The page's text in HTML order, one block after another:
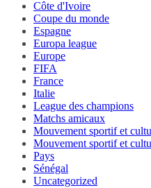
Côte d'Ivoire
Coupe du monde
Espagne
Europa league
Europe
FIFA
France
Italie
League des champions
Matchs amicaux
Mouvement sportif et
Mouvement sportif et
Pays
Sénégal
Uncategorized